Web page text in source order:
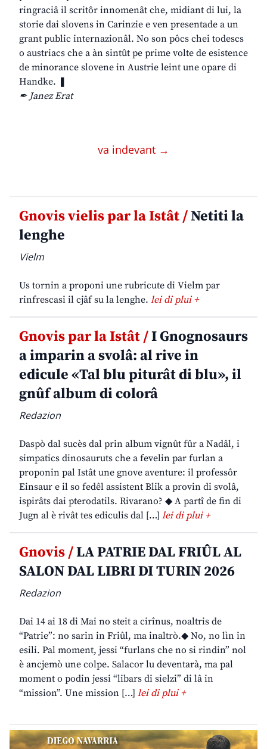
ringraciâ il scritôr innomenât che, midiant di lui, la
storie dai slovens in Carinzie e ven presentade a un
grant public internazionâl. No son pôcs chei todescs
o austriacs che a àn sintût pe prime volte de esistence
de minorance slovene in Austrie leint une opare di
Handke. ❚
✒ Janez Erat
va indevant →
Gnovis vielis par la Istât /Netiti la
lenghe
Vielm
Us tornin a proponi une rubricute di Vielm par
rinfrescasi il cjâf su la lenghe. lei di plui +
Gnovis par la Istât /I Gnognosaurs
a imparin a svolâ: al rive in
edicule «Tal blu piturât di blu», il
gnûf album di colorâ
Redazion
Daspò dal sucès dal prin album vignût fûr a Nadâl, i
simpatics dinosauruts che a fevelin par furlan a
proponin pal Istât une gnove aventure: il professôr
Einsaur e il so fedêl assistent Blik a provin di svolâ,
ispirâts dai pterodatils. Rivarano? ◆ A partî de fin di
Jugn al è rivât tes ediculis dal […] lei di plui +
Gnovis /LA PATRIE DAL FRIÛL AL
SALON DAL LIBRI DI TURIN 2026
Redazion
Dai 14 ai 18 di Mai no steit a cirînus, noaltris de
“Patrie”: no sarin in Friûl, ma inaltrò.◆ No, no lìn in
esili. Pal moment, jessi “furlans che no si rindin” nol
è ancjemò une colpe. Salacor lu deventarà, ma pal
moment o podin jessi “libars di sielzi” di lâ in
“mission”. Une mission […] lei di plui +